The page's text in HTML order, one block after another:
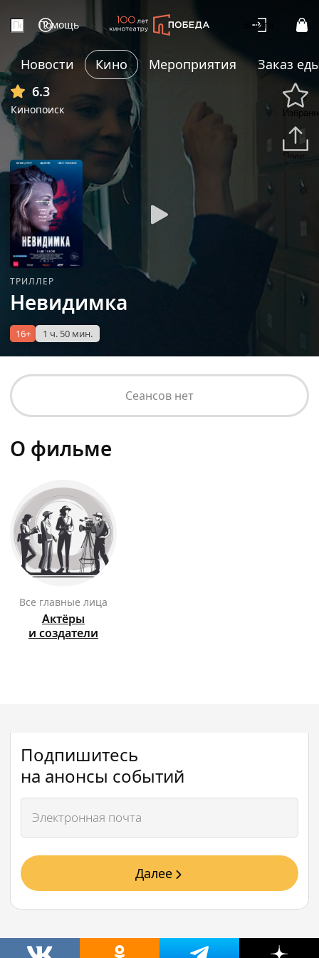
Помощь Войти
Новости Кино Мероприятия
Заказ
6.3
Кинопоиск
+8
ТРИЛЛЕР
Невидимка
16+ 1 ч. 50 мин.
Сеансов нет
О фильме
Все главные лица
Актёры
и создатели
Подпишитесь
на анонсы событий
Далее